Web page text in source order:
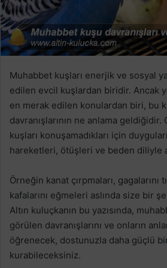
Muhabbet kuşları enerjik ve sosyal
edilen evcil kuşlardan biridir. Ancak
en merak edilen konulardan biri, bu
davranışlarının ne anlama
kuşları konuşamadıkları için
hareketleri, ötüşleri ve beden diliyle
Örneğin kanat çırpmaları, gagalarını
kafalarını eğmeleri aslında size bir
Altın kuluçkanın bu yazısında,
görülen davranışlarını ve onların
öğrenecek, dostunuzla daha güçlü
kurabileceksiniz.